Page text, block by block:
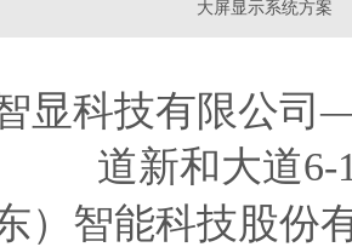
大屏显示系统方案
显科技有限公
道新和大道6-
）智能科技股